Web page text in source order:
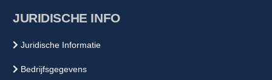
JURIDISCHE INFO
Juridische Informatie
Bedrijfsgegevens